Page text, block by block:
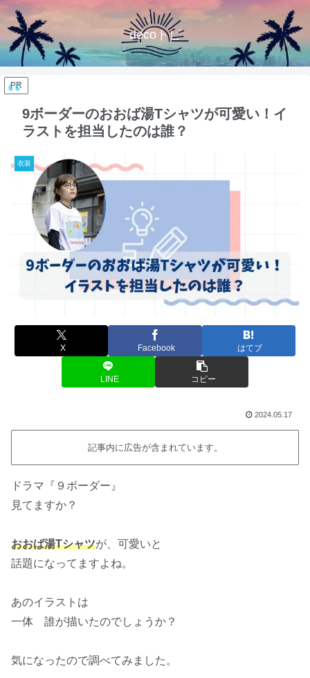
decoトピ
PR
9ボーダーのおおば湯Tシャツが可愛い！イ
ラストを担当したのは誰？
衣装
X Facebook はてブ
LINE コピー
2024.05.17
記事内に広告が含まれています。
ドラマ『９ボーダー』
見てますか？
おおば湯Tシャツが、可愛いと
話題になってますよね。
あのイラストは
一体 誰が描いたのでしょうか？
気になったので調べてみました。